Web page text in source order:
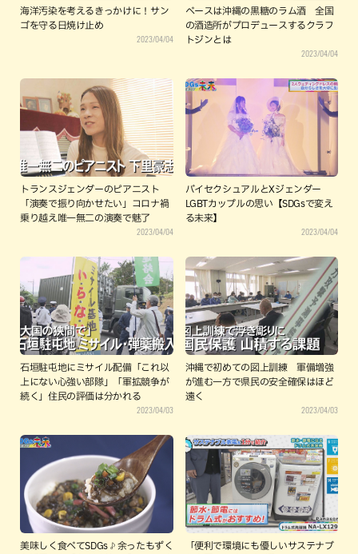
海洋汚染を考えるきっかけに！サン
ゴを守る日焼け止め
2023/04/04
ベースは沖縄の黒糖のラム酒 全国
の酒造所がプロデュースするクラフ
トジンとは
2023/04/04
トランスジェンダーのピアニスト
「演奏で振り向かせたい」コロナ禍
乗り越え唯一無二の演奏で魅了
2023/04/04
バイセクシュアルとXジェンダー
LGBTカップルの思い【SDGsで変え
る未来】
2023/04/04
石垣駐屯地にミサイル配備「これ以
上にない心強い部隊」「軍拡競争が
続く」住民の評価は分かれる
2023/04/03
沖縄で初めての図上訓練 軍備増強
が進む一方で県民の安全確保はほど
遠く
2023/04/03
美味しく食べてSDGs♪余ったもずく
「便利で環境にも優しいサステナブ